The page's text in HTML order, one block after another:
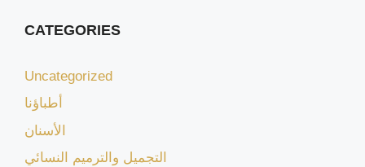
CATEGORIES
Uncategorized
أطباؤنا
الأسنان
التجميل والترميم النسائي